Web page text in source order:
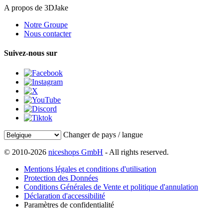
A propos de 3DJake
Notre Groupe
Nous contacter
Suivez-nous sur
Changer de pays / langue
© 2010-2026 niceshops GmbH - All rights reserved.
Mentions légales et conditions d'utilisation
Protection des Données
Conditions Générales de Vente et politique d'annulation
Déclaration d'accessibilité
Paramètres de confidentialité